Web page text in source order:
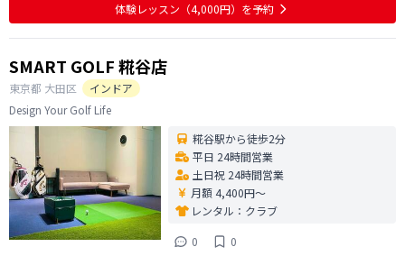
体験レッスン （4,000円） を予約
SMART GOLF 糀谷店
東京都 大田区
インドア
Design Your Golf Life
糀谷駅から徒歩2分
平日 24時間営業
土日祝 24時間営業
月額 4,400円〜
レンタル： クラブ
0
0